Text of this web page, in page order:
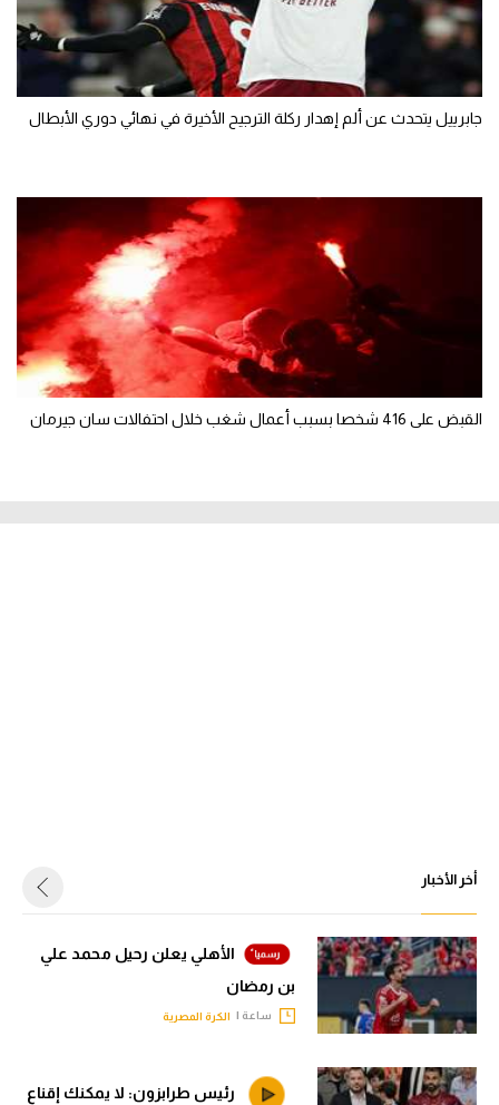
جابرييل يتحدث عن ألم إهدار ركلة الترجيح الأخيرة في نهائي دوري الأبطال
القبض على 416 شخصا بسبب أعمال شغب خلال احتفالات سان جيرمان
أخر الأخبار
الأهلي يعلن رحيل محمد علي
بن رمضان
ساعة | الكرة المصرية
رئيس طرابزون: لا يمكنك إقناع